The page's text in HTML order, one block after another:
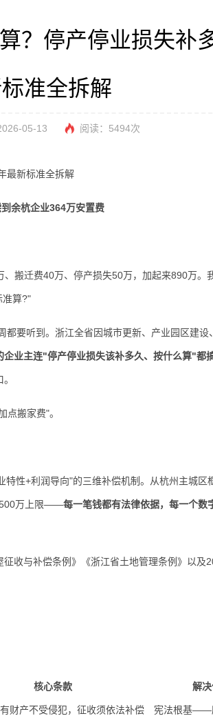
？停产停业损失补
准全拆解
05-13 阅读： 5494次
最新标准全拆解
余杭企业364万安置费
迁费40万、停产损失50万，加起来890万。
准算?"
都要听到。浙江全省因城市更新、产业园区建
企业主连"停产停业损失该补多久、按什么算"都
搬家费"。
+利润导向"的三维补偿机制。从杭州主城区
500万上限——每一笔钱都有法律依据，每一个数
与补偿条例》《浙江省土地管理条例》以及
核心条款 解
财产不受侵犯，征收须依法补偿 宪法根基——